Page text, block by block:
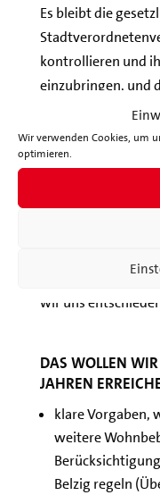
Wir verwenden Cookies, um
optimieren.
Es bleibt die
kontrollieren und
einzubringen, und
und Ihrer
Unser Respekt gilt
ihre alltägliche
ihren Familien
starke und
Für die Belange
Jeglichem
wir uns
Das wollen wir
Jahren
klare Vorgaben,
weitere
Belzig regeln